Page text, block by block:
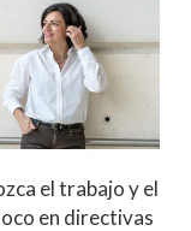
el trabajo y el
en directivas